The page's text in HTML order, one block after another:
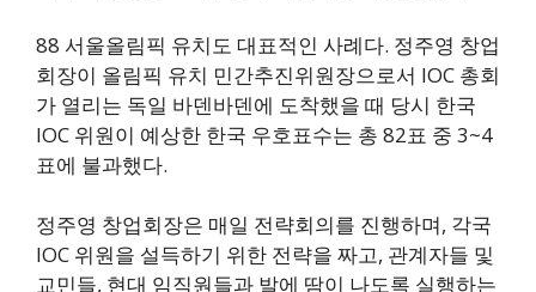
88 서울올림픽 유치도 대표적인 사례다. 정주영 창업
회장이 올림픽 유치 민간추진위원장으로서 IOC 총회
가 열리는 독일 바덴바덴에 도착했을 때 당시 한국
IOC 위원이 예상한 한국 우호표수는 총 82표 중 3~4
표에 불과했다.
정주영 창업회장은 매일 전략회의를 진행하며, 각국
IOC 위원을 설득하기 위한 전략을 짜고, 관계자들 및
교민들, 현대 임직원들과 발에 땀이 나도록 실행하는